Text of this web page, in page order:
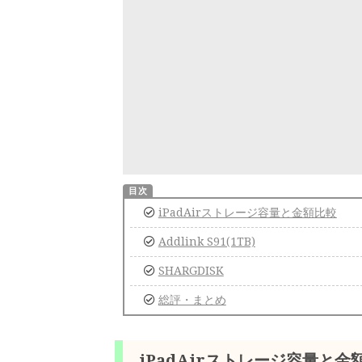
iPadAirストレージ容量と金額比較
Addlink S91(1TB)
SHARGDISK
総評・まとめ